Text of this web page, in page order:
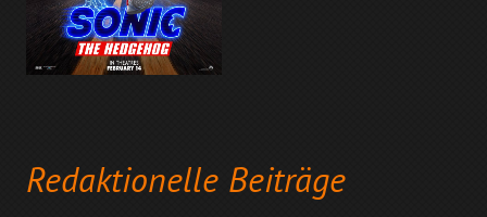
Redaktionelle Beiträge